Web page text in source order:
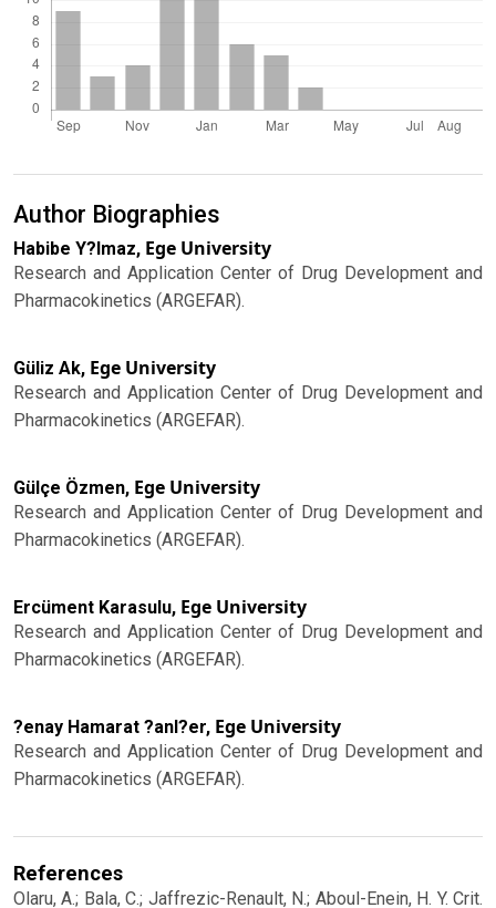
Author Biographies
Habibe Y?lmaz, Ege University
Research and Application Center of Drug Development and
Pharmacokinetics (ARGEFAR).
Güliz Ak, Ege University
Research and Application Center of Drug Development and
Pharmacokinetics (ARGEFAR).
Gülçe Özmen, Ege University
Research and Application Center of Drug Development and
Pharmacokinetics (ARGEFAR).
Ercüment Karasulu, Ege University
Research and Application Center of Drug Development and
Pharmacokinetics (ARGEFAR).
?enay Hamarat ?anl?er, Ege University
Research and Application Center of Drug Development and
Pharmacokinetics (ARGEFAR).
References
Olaru, A.; Bala, C.; Jaffrezic-Renault, N.; Aboul-Enein, H. Y. Crit.